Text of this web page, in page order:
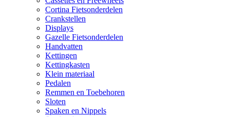
Cortina Fietsonderdelen
Crankstellen
Displays
Gazelle Fietsonderdelen
Handvatten
Kettingen
Kettingkasten
Klein materiaal
Pedalen
Remmen en Toebehoren
Sloten
Spaken en Nippels